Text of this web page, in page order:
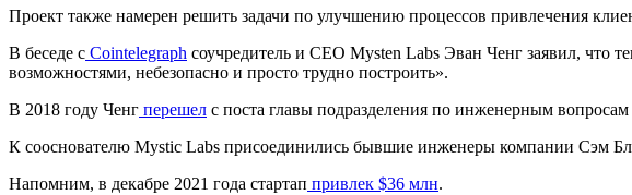
Проект также намерен решить задачи по улучшению процессов привлечения
В беседе с Cointelegraph соучредитель и CEO Mysten Labs Эван Ченг заявил, что
возможностями, небезопасно и просто трудно построить».
В 2018 году Ченг перешел с поста главы подразделения по инженерным
К сооснователю Mystic Labs присоединились бывшие инженеры компании Сэм
Напомним, в декабре 2021 года стартап привлек $36 млн.